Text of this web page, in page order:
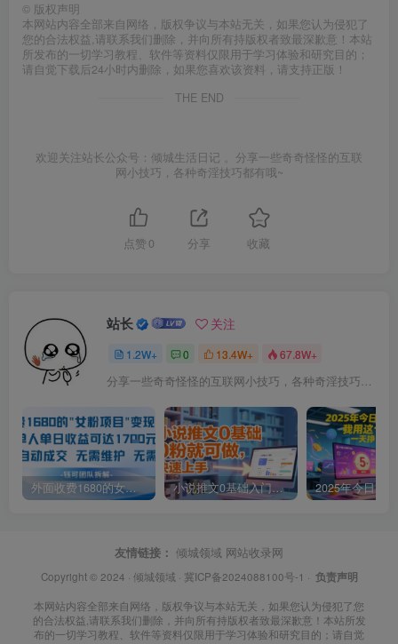
© 版权声明
本网站内容全部来自网络，版权争议与本站无关，如果您认为侵犯了
您的合法权益,请联系我们删除，并向所有持版权者致最深歉意！本站
所发布的一切学习教程、软件等资料仅限用于学习体验和研究目的；
请自觉下载后24小时内删除，如果您喜欢该资料，请支持正版！
THE END
欢迎关注站长公众号：倾城生活日记 。分享一些奇奇怪怪的互联
网小技巧，各种奇淫技巧都有哦~
点赞 0 分享 收藏
站长 关注
1.2W+ 0 13.4W+ 67.8W+
分享一些奇奇怪怪的互联网小技巧，各种奇淫技巧都在本站。
外面收费1680的女粉项目变现，单人单日收益可达1.7k，全自动成交无需维护 小说推文0基础入门教程，0粉就可做，快速上手
友情链接： 倾城领域 网站收录网
Copyright © 2024 · 倾城领域· 冀ICP备2024088100号-1 · 负责声明
本网站内容全部来自网络，版权争议与本站无关，如果您认为侵犯了您
的合法权益,请联系我们删除，并向所有持版权者致最深歉意！本站所发
布的一切学习教程、软件等资料仅限用于学习体验和研究目的；请自觉